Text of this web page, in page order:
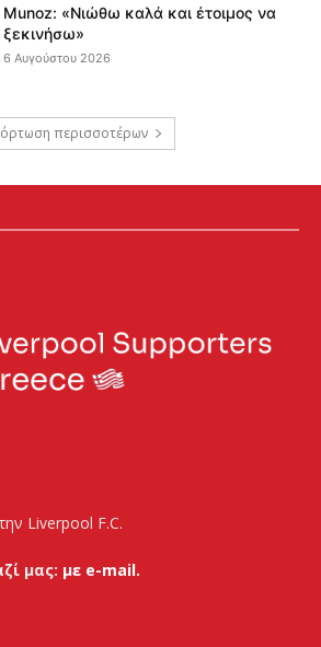
Munoz: «Νιώθω καλά και έτοιμος να
ξεκινήσω»
6 Αυγούστου 2026
περισσοτέρων
Liverpool F.C.
μας: με e-mail.